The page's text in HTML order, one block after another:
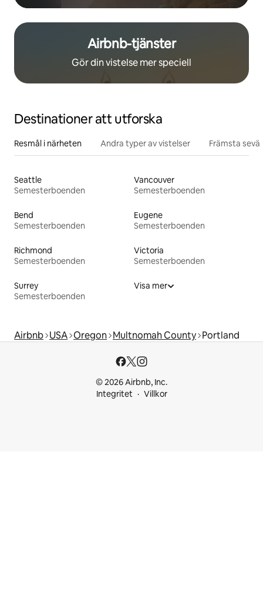
Airbnb-tjänster
Gör din vistelse mer speciell
Destinationer att utforska
Resmål i närheten Andra typer av vistelser Främsta
Seattle
Semesterboenden
Vancouver
Semesterboenden
Bend
Semesterboenden
Eugene
Semesterboenden
Richmond
Semesterboenden
Victoria
Semesterboenden
Surrey
Semesterboenden
Visa mer
Airbnb USA Oregon Multnomah County Portland
© 2026 Airbnb, Inc.
Integritet
Villkor